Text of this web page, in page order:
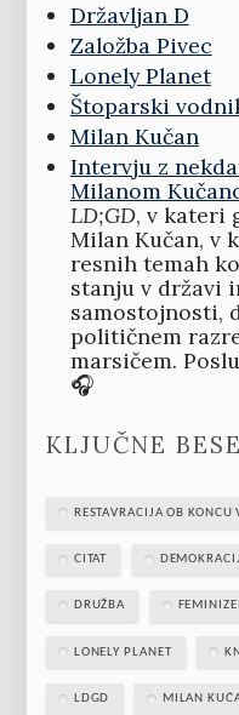
Državljan D
Založba Pivec
Lonely Planet
Štoparski
Milan Kučan
Intervju z
Milanom
LD;GD, v kateri
Milan Kučan, v
resnih temah
stanju v državi
samostojnosti,
političnem
marsičem.
🎧
KLJUČNE
RESTAVRACIJA OB KONCU
CITAT
DRUŽBA
LONELY PLANET
LDGD MILAN